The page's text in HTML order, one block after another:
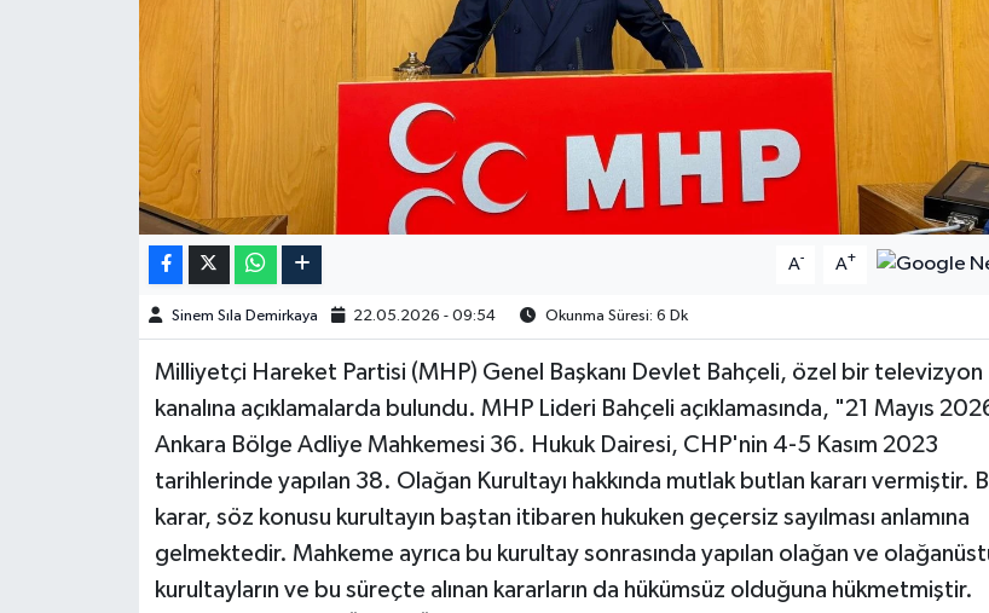
A- A+
Sinem Sıla Demirkaya 22.05.2026 - 09:54 Okunma Süresi: 6 Dk
Milliyetçi Hareket Partisi (MHP) Genel Başkanı Devlet Bahçeli, özel bir televizyon
kanalına açıklamalarda bulundu. MHP Lideri Bahçeli açıklamasında, "21 Mayıs
Ankara Bölge Adliye Mahkemesi 36. Hukuk Dairesi, CHP'nin 4-5 Kasım 2023
tarihlerinde yapılan 38. Olağan Kurultayı hakkında mutlak butlan kararı vermiştir.
karar, söz konusu kurultayın baştan itibaren hukuken geçersiz sayılması anlamına
gelmektedir. Mahkeme ayrıca bu kurultay sonrasında yapılan olağan ve
kurultayların ve bu süreçte alınan kararların da hükümsüz olduğuna hükmetmiştir.
Hava Durumu
Kim kimdir?